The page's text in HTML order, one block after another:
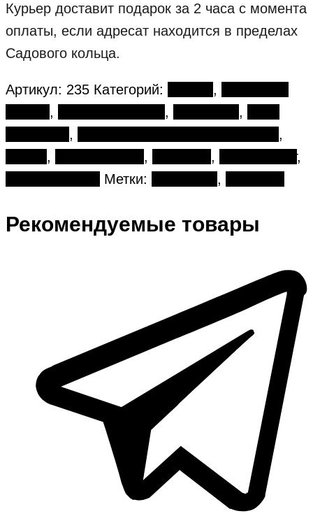
Курьер доставит подарок за 2 часа с момента
оплаты, если адресат находится в пределах
Садового кольца.
Артикул: 235 Категорий: ,
, , ,
,
,
, , ,
,
Метки: ,
Рекомендуемые товары